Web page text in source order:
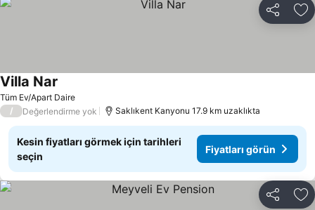
Paylaş
Tüm Ev/Apart Daire
Villa Nar
/ Değerlendirme yok Saklıkent Kanyonu 17.9 km uzaklıkta
Kesin fiyatları görmek için tarihleri
seçin
Fiyatları görün
Paylaş